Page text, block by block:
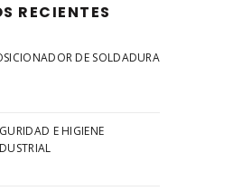
RECIENTES
DE SOLDADURA
E HIGIENE